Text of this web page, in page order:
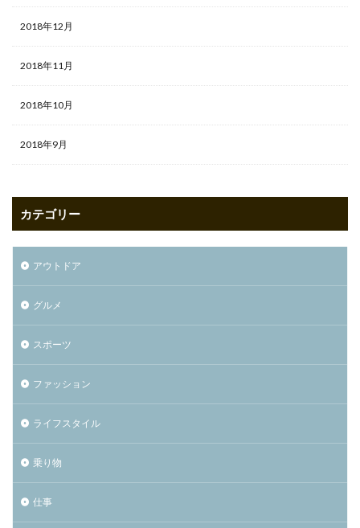
2018年12月
2018年11月
2018年10月
2018年9月
カテゴリー
アウトドア
グルメ
スポーツ
ファッション
ライフスタイル
乗り物
仕事